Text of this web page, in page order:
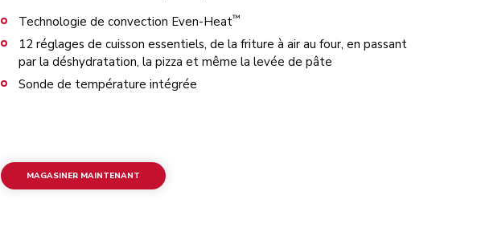
Technologie de convection Even-Heat™
12 réglages de cuisson essentiels, de la friture à air au four, en passant
par la déshydratation, la pizza et même la levée de pâte
Sonde de température intégrée
MAGASINER MAINTENANT